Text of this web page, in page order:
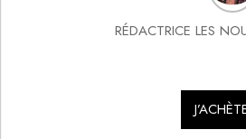
RÉDACTRICE LES